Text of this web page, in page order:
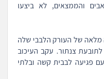
והממצאים, לא ביצעו
של העורק הלבבי שלה
צנתור. עקב העיכוב
פגיעה לבבית קשה ובלתי